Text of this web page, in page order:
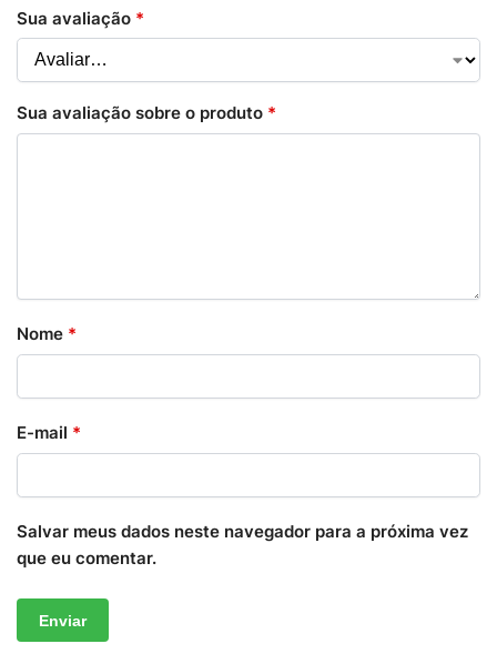
Sua avaliação *
Sua avaliação sobre o produto *
Nome *
E-mail *
Salvar meus dados neste navegador para a próxima vez
que eu comentar.